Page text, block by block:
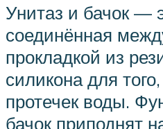
Унитаз и бачок —
соединённая
прокладкой из
силикона для
протечек воды.
бачок приподнят